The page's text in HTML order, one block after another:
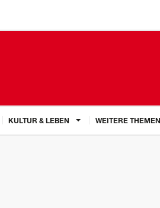
KULTUR & LEBEN WEITERE THEMEN